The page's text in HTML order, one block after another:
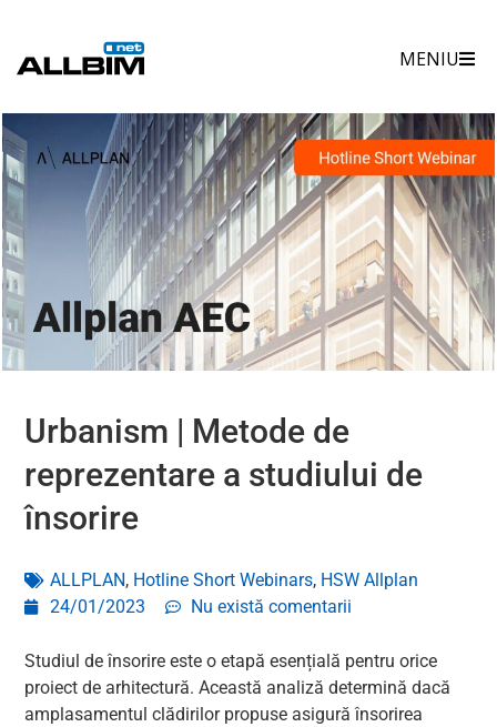
content
MENIU
Urbanism | Metode de
reprezentare a studiului de
însorire
ALLPLAN, Hotline Short Webinars, HSW Allplan
24/01/2023
Nu există comentarii
Studiul de însorire este o etapă esențială pentru orice
proiect de arhitectură. Această analiză determină dacă
amplasamentul clădirilor propuse asigură însorirea